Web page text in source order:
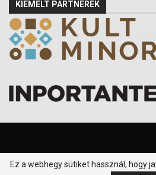
KIEMELT PARTNEREK
© 2016-2026 - Klikk P.T. -
Ez a webhegy sütiket hassznál, hogy